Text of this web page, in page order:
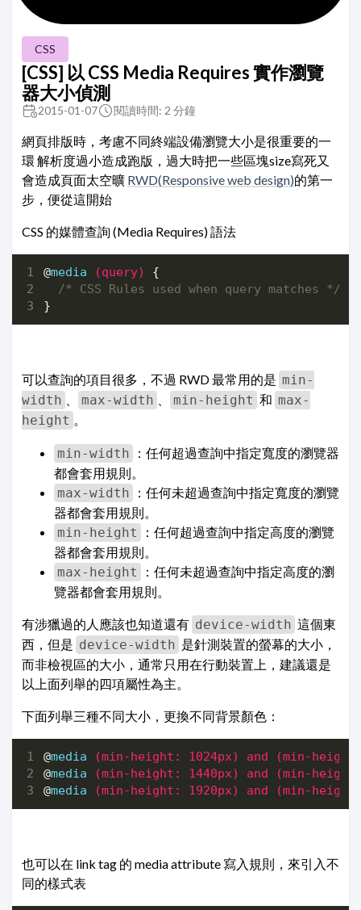
CSS
[CSS] 以 CSS Media Requires 實作瀏覽
器大小偵測
2015-01-07 閱讀時間: 2 分鐘
網頁排版時，考慮不同終端設備瀏覽大小是很重要的一
環 解析度過小造成跑版，過大時把一些區塊size寫死又
會造成頁面太空曠 RWD(Responsive web design)的第一
步，便從這開始
CSS 的媒體查詢 (Media Requires) 語法
@media (query)
{
/* CSS Rules used when query matches */
}
可以查詢的項目很多，不過 RWD 最常用的是 min-
width
max-width min-height 和 max-
height 。
min-width
：任何超過查詢中指定寬度的瀏覽器
都會套用規則。
max-width
：任何未超過查詢中指定寬度的瀏覽
器都會套用規則。
min-height
：任何超過查詢中指定高度的瀏覽
器都會套用規則。
max-height
：任何未超過查詢中指定高度的瀏
覽器都會套用規則。
有涉獵過的人應該也知道還有 device-width 這個東
西，但是 device-width 是針測裝置的螢幕的大小，
而非檢視區的大小，通常只用在行動裝置上，建議還是
以上面列舉的四項屬性為主。
下面列舉三種不同大小，更換不同背景顏色：
@media (min-height : 1024px) and (min-height
@media (min-height : 1440px) and (min-height
@media (min-height : 1920px) and (min-height
也可以在 link tag 的 media attribute 寫入規則，來引入不
同的樣式表